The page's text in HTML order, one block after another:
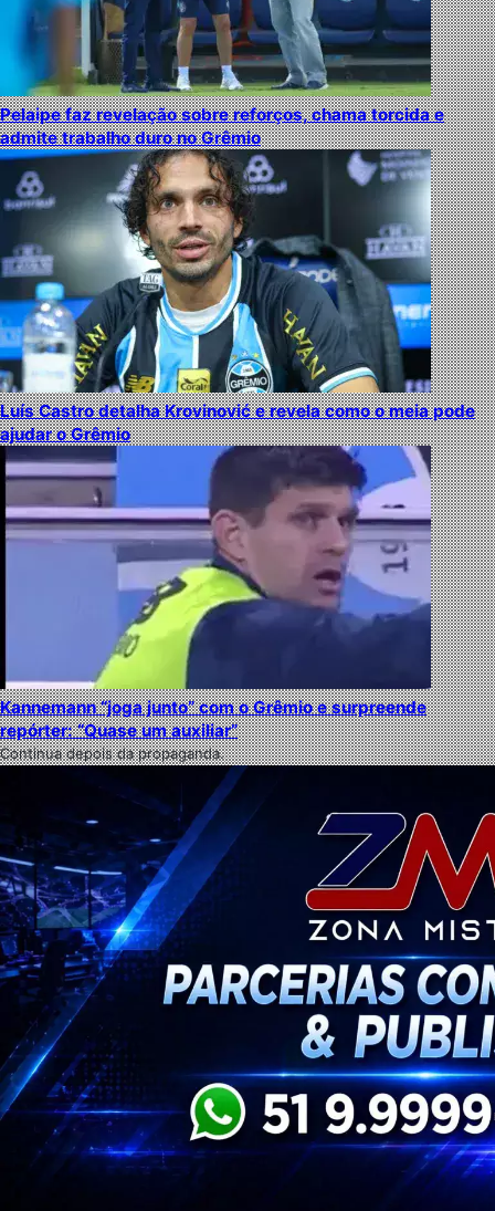
Pelaipe faz revelação sobre reforços, chama torcida e
admite trabalho duro no Grêmio
Luís Castro detalha Krovinović e revela como o meia pode
ajudar o Grêmio
Kannemann “joga junto” com o Grêmio e surpreende
repórter: “Quase um auxiliar”
Continua depois da propaganda.